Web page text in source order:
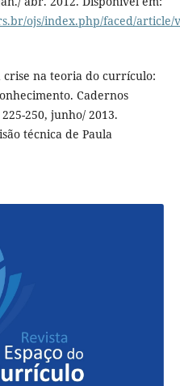
ojs/index.php/faced/article/
crise na teoria do currículo:
Cadernos
250, junho/ 2013.
técnica de Paula